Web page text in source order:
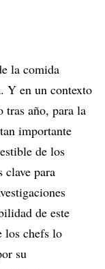
la comida
Y en un contexto
tras año, para la
importante
de los
para
de este
los chefs lo
su